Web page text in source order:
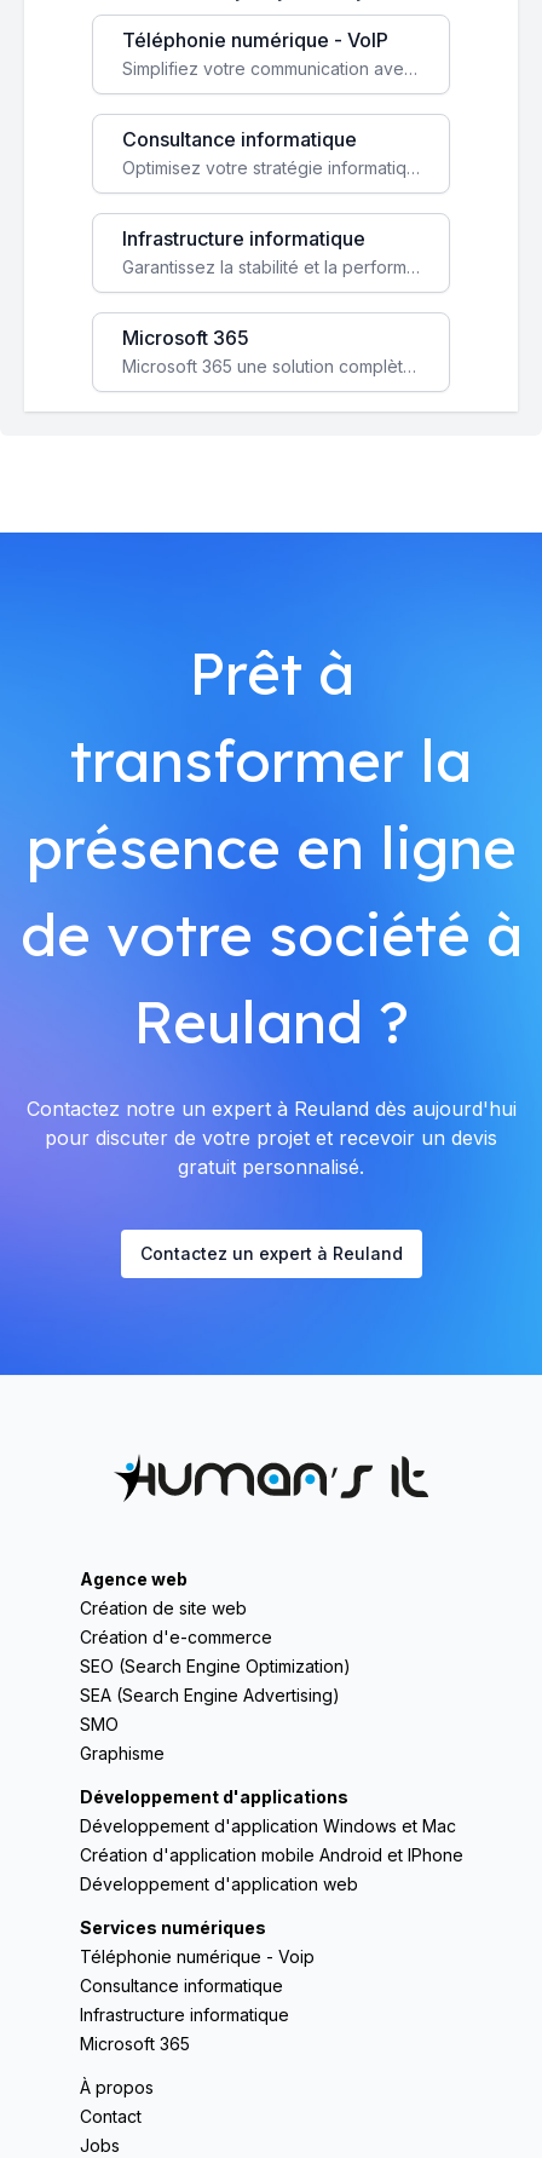
Téléphonie numérique - VoIP
Simplifiez votre communication avec une solution VoIP flexible, économique et adaptée à vos besoins professionnels.
Consultance informatique
Optimisez votre stratégie informatique avec l'expertise de nos consultants pour améliorer votre efficacité et sécurité.
Infrastructure informatique
Garantissez la stabilité et la performance de votre entreprise avec une infrastructure IT sécurisée et évolutive.
Microsoft 365
Microsoft 365 une solution complète qui booste votre productivité, renforce la sécurité de vos données et facilite la collaboration.
Prêt à
transformer la
présence en ligne
de votre société à
Reuland ?
Contactez notre un expert à Reuland dès aujourd'hui
pour discuter de votre projet et recevoir un devis
gratuit personnalisé.
Contactez un expert à Reuland
Agence web
Création de site web
Création d'e-commerce
SEO (Search Engine Optimization)
SEA (Search Engine Advertising)
SMO
Graphisme
Développement d'applications
Développement d'application Windows et Mac
Création d'application mobile Android et IPhone
Développement d'application web
Services numériques
Téléphonie numérique - Voip
Consultance informatique
Infrastructure informatique
Microsoft 365
À propos
Contact
Jobs